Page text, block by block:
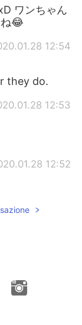
ワンちゃん
😂
12:54
they do.
12:53
12:52